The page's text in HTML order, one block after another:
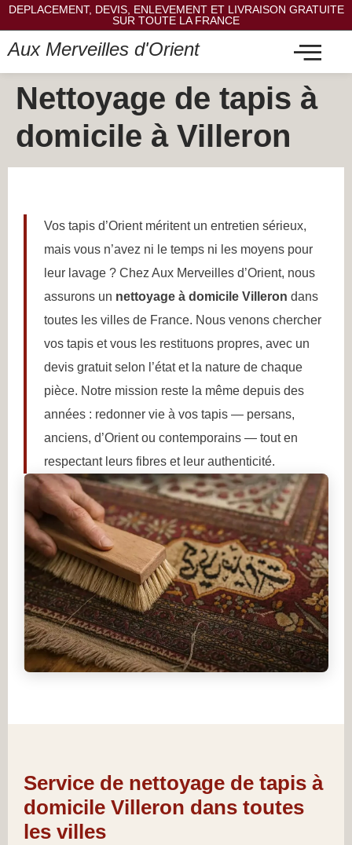
DEPLACEMENT, DEVIS, ENLEVEMENT ET LIVRAISON GRATUITE
SUR TOUTE LA FRANCE
Aux Merveilles d'Orient
Nettoyage de tapis à
domicile à Villeron
Vos tapis d’Orient méritent un entretien sérieux,
mais vous n’avez ni le temps ni les moyens pour
leur lavage ? Chez Aux Merveilles d’Orient, nous
assurons un nettoyage à domicile Villeron dans
toutes les villes de France. Nous venons chercher
vos tapis et vous les restituons propres, avec un
devis gratuit selon l’état et la nature de chaque
pièce. Notre mission reste la même depuis des
années : redonner vie à vos tapis — persans,
anciens, d’Orient ou contemporains — tout en
respectant leurs fibres et leur authenticité.
Service de nettoyage de tapis à
domicile Villeron dans toutes
les villes